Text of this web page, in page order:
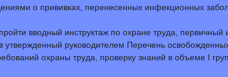
о прививках, перенесенных инфекционных
пройти вводный инструктаж по охране труда, первичный
руководителем Перечень
охраны труда, проверку знаний в объеме I